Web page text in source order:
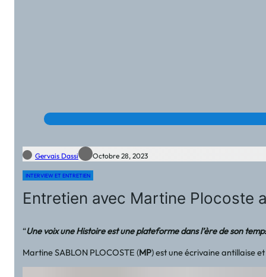
Gervais Dassi Octobre 28, 2023
INTERVIEW ET ENTRETIEN
Entretien avec Martine Plocoste
“Une voix une Histoire est une plateforme dans l’ère de son
Martine SABLON PLOCOSTE (MP) est une écrivaine antillaise